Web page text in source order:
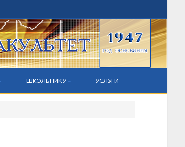
ШКОЛЬНИКУ УСЛУГИ